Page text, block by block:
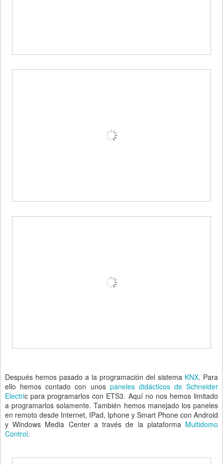
Después hemos pasado a la programación del sistema KNX. Para
ello hemos contado con unos paneles didácticos de Schneider
Electric para programarlos con ETS3. Aquí no nos hemos limitado
a programarlos solamente. También hemos manejado los paneles
en remoto desde Internet, IPad, Iphone y Smart Phone con Android
y Windows Media Center a través de la plataforma Multidomo
Control.